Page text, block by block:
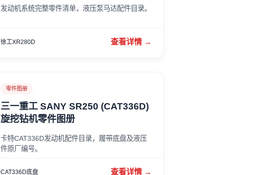
发动机系统完整零件清单，液压泵马达配件目录。
徐工XR280D 查看详情 →
零件图册
三一重工 SANY SR250 (CAT336D)
旋挖钻机零件图册
卡特CAT336D发动机配件目录，履带底盘及液压
件原厂编号。
CAT336D底盘 查看详情 →